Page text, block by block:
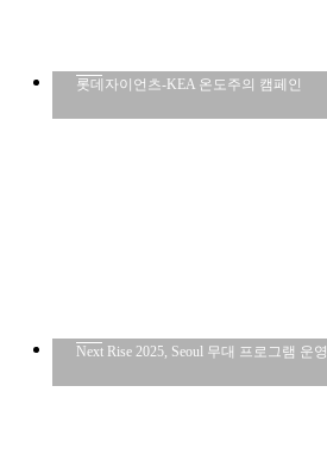
롯데자이언츠-KEA 온도주의 캠페인
Next Rise 2025, Seoul 무대 프로그램 운영